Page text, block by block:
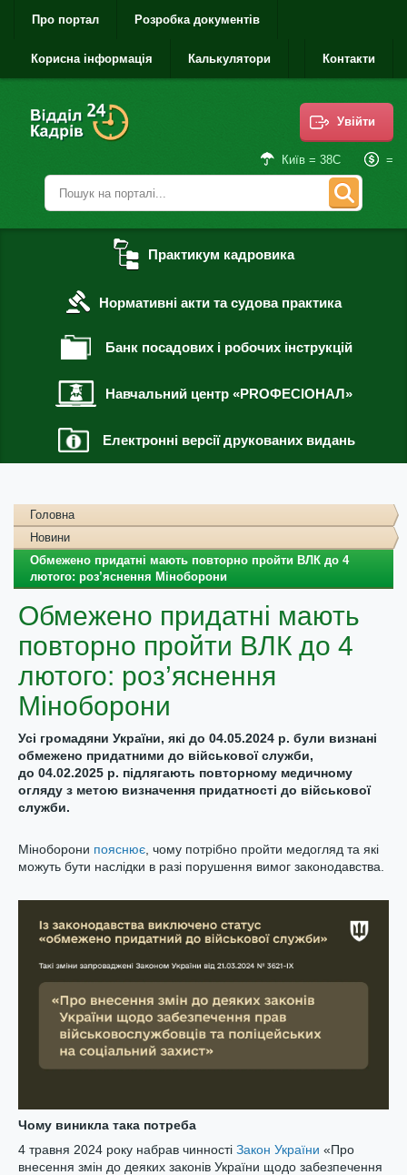
Про портал Розробка документів
Корисна інформація Калькулятори Контакти
Увійти
Київ = 38С =
Практикум кадровика
Нормативні акти та судова практика
Банк посадових і робочих інструкцій
Навчальний центр «PROФЕСІОНАЛ»
Електронні версії друкованих видань
Головна
Новини
Обмежено придатні мають повторно пройти ВЛК до 4
лютого: роз’яснення Міноборони
Обмежено придатні мають
повторно пройти ВЛК до 4
лютого: роз’яснення
Міноборони
Усі громадяни України, які до 04.05.2024 р. були визнані
обмежено придатними до військової служби,
до 04.02.2025 р. підлягають повторному медичному
огляду з метою визначення придатності до військової
служби.
Міноборони пояснює , чому потрібно пройти медогляд та які
можуть бути наслідки в разі порушення вимог законодавства.
Чому виникла така потреба
4 травня 2024 року набрав чинності Закон України «Про
внесення змін до деяких законів України щодо забезпечення